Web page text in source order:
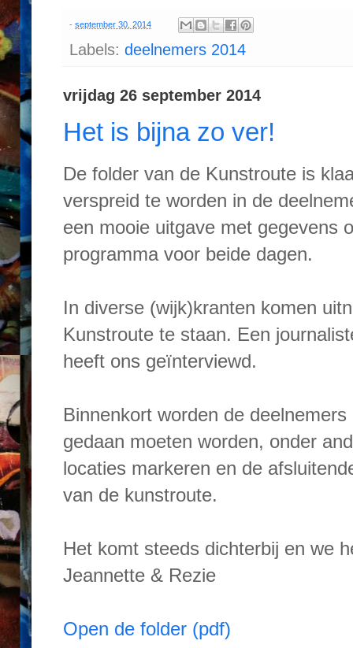
- september 30, 2014
Labels: deelnemers 2014
vrijdag 26 september 2014
Het is bijna zo ver!
De folder van de Kunstroute is
verspreid te worden in de
een mooie uitgave met gegevens
programma voor beide dagen.
In diverse (wijk)kranten komen
Kunstroute te staan. Een
heeft ons geïnterviewd.
Binnenkort worden de
gedaan moeten worden, onder
locaties markeren en de
van de kunstroute.
Het komt steeds dichterbij en we
Jeannette & Rezie
Open de folder (pdf)